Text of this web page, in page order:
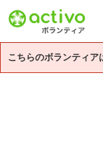
こちらのボランティア
基本情報 募集詳細